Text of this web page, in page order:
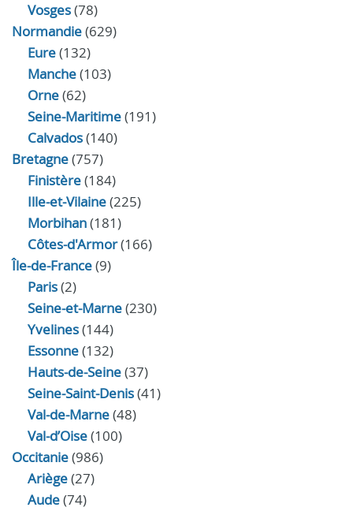
Vosges(78)
Normandie(629)
Eure(132)
Manche(103)
Orne(62)
Seine-Maritime(191)
Calvados(140)
Bretagne(757)
Finistère(184)
Ille-et-Vilaine(225)
Morbihan(181)
Côtes-d'Armor(166)
Île-de-France(9)
Paris(2)
Seine-et-Marne(230)
Yvelines(144)
Essonne(132)
Hauts-de-Seine(37)
Seine-Saint-Denis(41)
Val-de-Marne(48)
Val-d’Oise(100)
Occitanie(986)
Ariège(27)
Aude(74)